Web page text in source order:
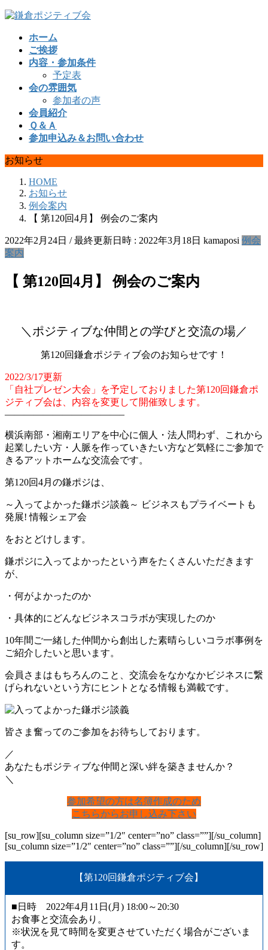
コ
ナ
ホーム
ご挨拶
内容・参加条件
予定表
会の雰囲気
参加者の声
会員紹介
Ｑ＆Ａ
参加申込み＆お問い合わせ
お知らせ
HOME
お知らせ
例会案内
【 第120回4月】 例会のご案内
2022年2月24日 / 最終更新日時 : 2022年3月18日 kamaposi 例会
案内
【 第120回4月】 例会のご案内
＼ポジティブな仲間との学びと交流の場／
第120回鎌倉ポジティブ会のお知らせです！
2022/3/17更新
「自社プレゼン大会」を予定しておりました第120回鎌倉ポ
ジティブ会は、内容を変更して開催致します。
————————————–
横浜南部・湘南エリアを中心に個人・法人問わず、これから
起業したい方・人脈を作っていきたい方など気軽にご参加で
きるアットホームな交流会です。
第120回4月の鎌ポジは、
～入ってよかった鎌ポジ談義～ ビジネスもプライベートも
発展! 情報シェア会
をおとどけします。
鎌ポジに入ってよかったという声をたくさんいただきます
が、
・何がよかったのか
・具体的にどんなビジネスコラボが実現したのか
10年間ご一緒した仲間から創出した素晴らしいコラボ事例を
ご紹介したいと思います。
会員さまはもちろんのこと、交流会をなかなかビジネスに繋
げられないという方にヒントとなる情報も満載です。
皆さま奮ってのご参加をお待ちしております。
／
あなたもポジティブな仲間と深い絆を築きませんか？
＼
参加希望の方は名簿作成のため
こちらからお申し込み下さい
[su_row][su_column size=”1/2″ center=”no” class=””][/su_column]
[su_column size=”1/2″ center=”no” class=””][/su_column][/su_row]
【第120回鎌倉ポジティブ会】
■日時 2022年4月11日(月) 18:00～20:30
お食事と交流会あり。
※状況を見て時間を変更させていただく場合がございま
す。